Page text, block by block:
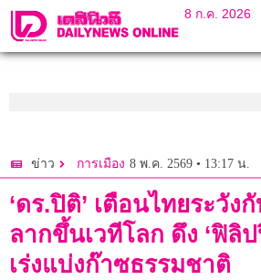
8 ก.ค. 2026
ข่าว การเมือง 8 พ.ค. 2569 • 13:17 น.
‘ดร.ปิติ’ เตือนไทยระวัง
ลากขึ้นเวทีโลก ดึง ‘ฟิลิ
เร่งแบ่งก๊าซธรรมชาติ